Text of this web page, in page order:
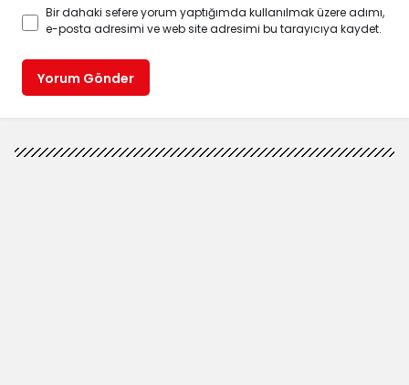
Bir dahaki sefere yorum yaptığımda kullanılmak üzere adımı,
e-posta adresimi ve web site adresimi bu tarayıcıya kaydet.
Yorum Gönder